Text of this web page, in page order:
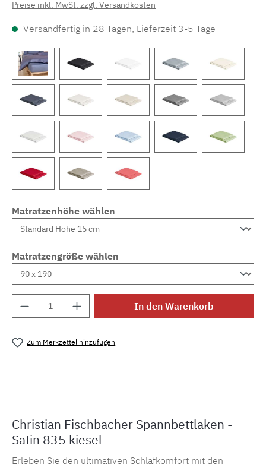
Preise inkl. MwSt. zzgl. Versandkosten
Versandfertig in 28 Tagen, Lieferzeit 3-5 Tage
Matratzenhöhe wählen
Matratzengröße wählen
Produkt Anzahl: Gib den gewünschten
In den Warenkorb
Zum Merkzettel hinzufügen
Christian Fischbacher Spannbettlaken -
Satin 835 kiesel
Erleben Sie den ultimativen Schlafkomfort mit den